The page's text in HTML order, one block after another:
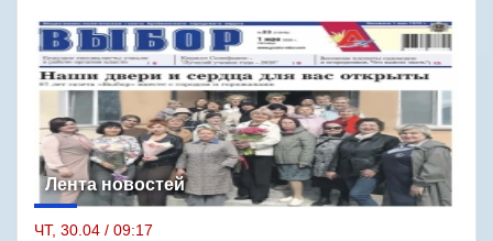
Лента новостей
ЧТ, 30.04 / 09:17